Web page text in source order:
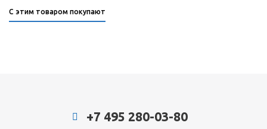
С этим товаром покупают
+7 495 280-03-80